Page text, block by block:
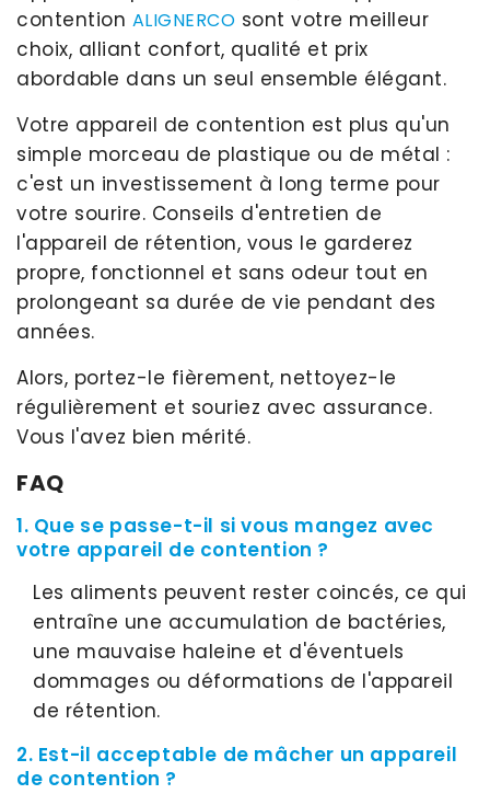
contention ALIGNERCO sont votre meilleur
choix, alliant confort, qualité et prix
abordable dans un seul ensemble élégant.
Votre appareil de contention est plus qu'un
simple morceau de plastique ou de métal :
c'est un investissement à long terme pour
votre sourire. Conseils d'entretien de
l'appareil de rétention, vous le garderez
propre, fonctionnel et sans odeur tout en
prolongeant sa durée de vie pendant des
années.
Alors, portez-le fièrement, nettoyez-le
régulièrement et souriez avec assurance.
Vous l'avez bien mérité.
FAQ
1. Que se passe-t-il si vous mangez avec
votre appareil de contention ?
Les aliments peuvent rester coincés, ce qui
entraîne une accumulation de bactéries,
une mauvaise haleine et d'éventuels
dommages ou déformations de l'appareil
de rétention.
2. Est-il acceptable de mâcher un appareil
de contention ?